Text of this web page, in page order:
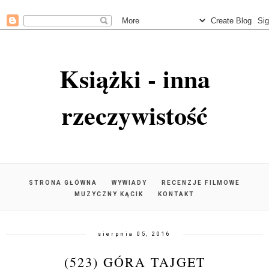
Książki - inna
rzeczywistość
STRONA GŁÓWNA WYWIADY
RECENZJE FILMOWE
MUZYCZNY KĄCIK
KONTAKT
sierpnia 05, 2016
(523) GÓRA TAJGET